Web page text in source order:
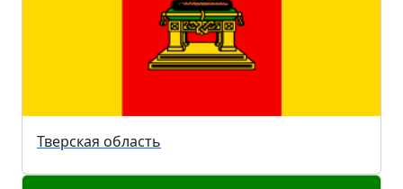
Тверская область